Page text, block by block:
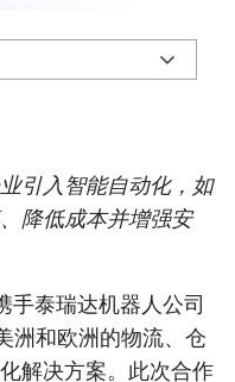
引入智能自动化，如
降低成本并增强安
泰瑞达机器人公司
洲和欧洲的物流、仓
解决方案。此次合作